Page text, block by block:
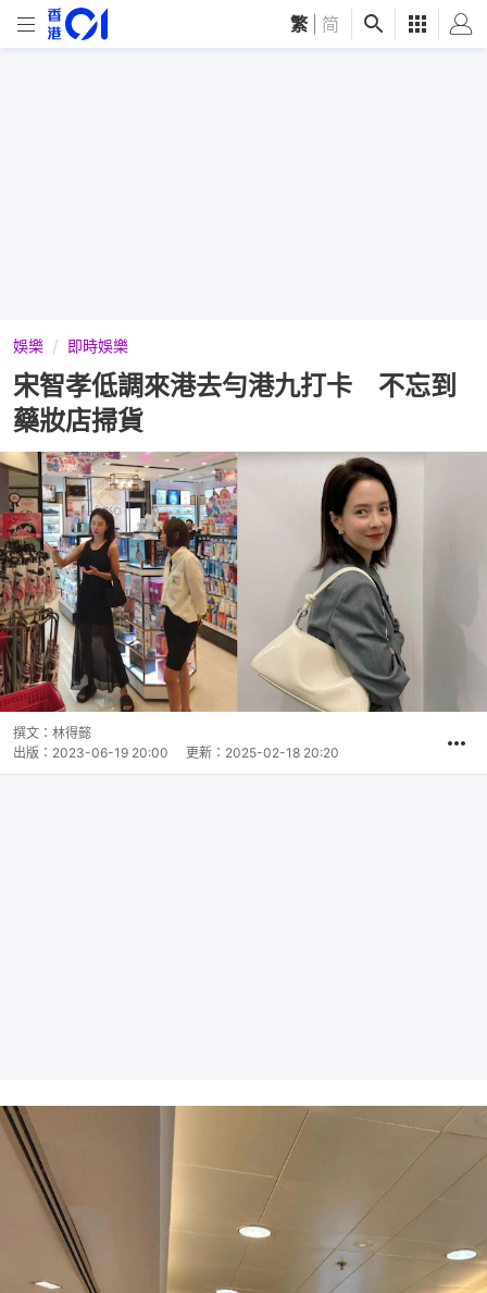
繁 简
娛樂 即時娛樂
宋智孝低調來港去勻港九打卡 不忘到
藥妝店掃貨
撰文： 林得懿
出版： 2023-06-19 20:00 更新： 2025-02-18 20:20